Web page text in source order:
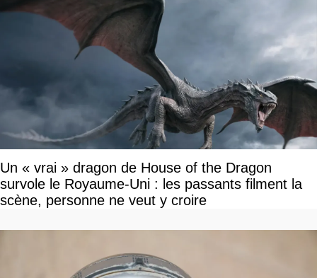
Un « vrai » dragon de House of the Dragon
survole le Royaume-Uni : les passants filment la
scène, personne ne veut y croire